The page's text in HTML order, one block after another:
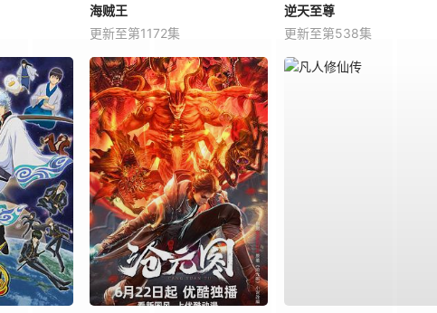
海贼王
更新至第1172集
逆天至尊
更新至第538集